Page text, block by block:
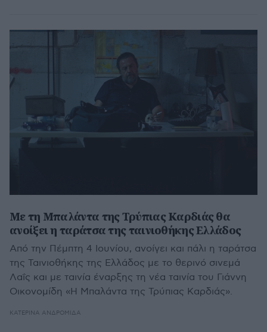
Με τη Μπαλάντα της Τρύπιας Καρδιάς θα
ανοίξει η ταράτσα της ταινιοθήκης Ελλάδος
Από την Πέμπτη 4 Ιουνίου, ανοίγει και πάλι η ταράτσα
της Ταινιοθήκης της Ελλάδος με το θερινό σινεμά
Λαΐς και με ταινία έναρξης τη νέα ταινία του Γιάννη
Οικονομίδη «Η Μπαλάντα της Τρύπιας Καρδιάς».
ΚΑΤΕΡΊΝΑ ΑΝΔΡΟΜΙΔΆ